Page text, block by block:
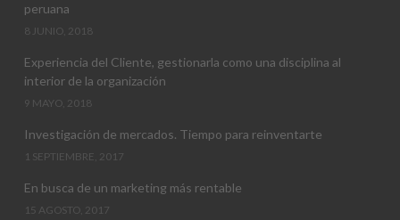
peruana
8 JUNIO, 2018
Experiencia del Cliente, gestionarla como una disciplina al
interior de la organización
9 MAYO, 2018
Investigación de mercados. Tiempo para reinventarte
1 SEPTIEMBRE, 2017
En busca de un marketing más rentable
15 AGOSTO, 2017